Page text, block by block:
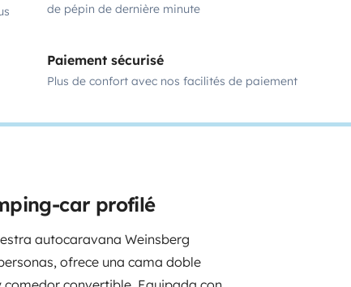
de pépin de dernière minute
Paiement sécurisé
Plus de confort avec nos facilités de paiement
car profilé
autocaravana Weinsberg
ofrece una cama doble